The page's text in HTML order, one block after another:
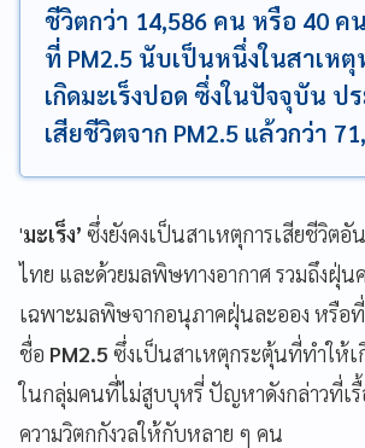
ชีวิตกว่า 14,586 คน หรือ 40
ที่ PM2.5 นับเป็นหนึ่งในสาเหตุ
เกิดมะเร็งปอด ซึ่งในปัจจุบัน ป
เสียชีวิตจาก PM2.5 แล้วกว่า
'มะเร็ง’ ซึ่งยังคงเป็นสาเหตุการเสียชีวิต
ไทย และด้วยมลพิษทางอากาศ รวมถึงฝุ่น
เฉพาะมลพิษจากอนุภาคฝุ่นละออง หรือที่
ชื่อ PM2.5 ซึ่งเป็นสาเหตุกระตุ้นที่ทำให้เ
ในกลุ่มคนที่ไม่สูบบุหรี่ ปัญหาดังกล่าวที่เรื้
ความวิตกกังวลให้กับหลาย ๆ คน